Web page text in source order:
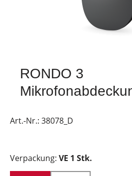
RONDO 3
Art.-Nr.: 38078_D
Verpackung: VE 1 Stk.